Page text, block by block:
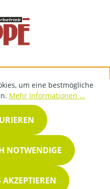
um eine bestmögliche
Mehr Informationen ...
NOTWENDIGE